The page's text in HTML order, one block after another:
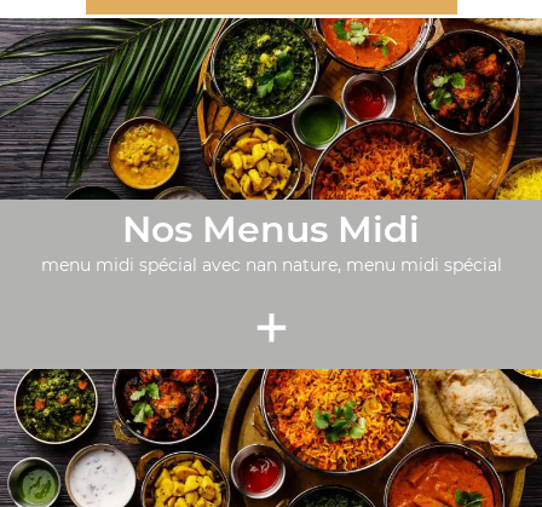
Nos Menus Midi
menu midi spécial avec nan nature, menu midi spécial
+